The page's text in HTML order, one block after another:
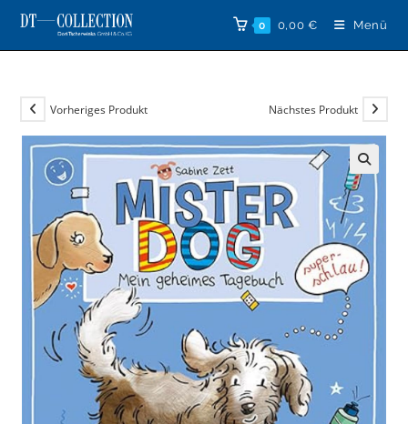
Zum
Inhalt
springen
0 0,00 € Menü
Vorheriges Produkt Nächstes Produkt
🔍